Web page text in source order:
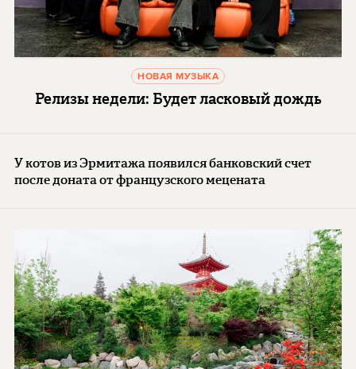
НОВАЯ МУЗЫКА
Релизы недели: Будет ласковый дождь
У котов из Эрмитажа появился банковский счет
после доната от французского мецената